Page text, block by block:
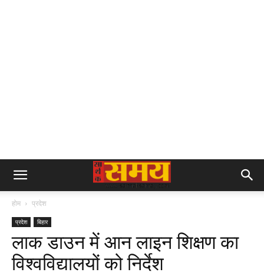
होम प्रदेश
प्रदेश बिहार
लाक डाउन में आन लाइन शिक्षण का
विश्वविद्यालयों को निर्देश